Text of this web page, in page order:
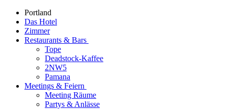
Portland
Das Hotel
Zimmer
Restaurants & Bars
Tope
Deadstock-Kaffee
2NW5
Pamana
Meetings & Feiern
Meeting Räume
Partys & Anlässe